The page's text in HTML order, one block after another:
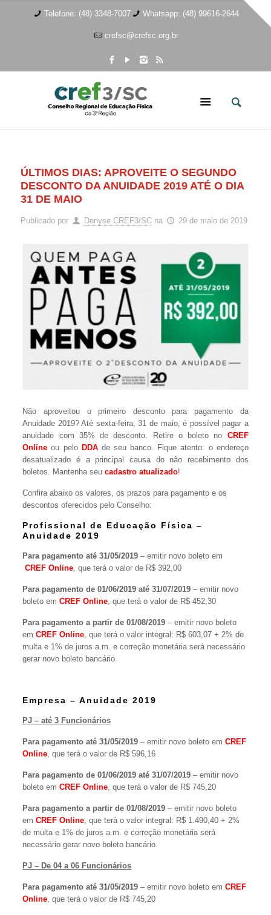
Telefone: (48) 3348-7007 Whatsapp: (48) 99616-2644
crefsc@crefsc.org.br
ÚLTIMOS DIAS: APROVEITE O SEGUNDO
DESCONTO DA ANUIDADE 2019 ATÉ O DIA
31 DE MAIO
Publicado por Denyse CREF3/SC na 29 de maio de 2019
Não aproveitou o primeiro desconto para pagamento da
Anuidade 2019? Até sexta-feira, 31 de maio, é possível pagar a
anuidade com 35% de desconto. Retire o boleto no CREF
Online ou pelo DDAde seu banco. Fique atento: o endereço
desatualizado é a principal causa do não recebimento dos
boletos. Mantenha seu cadastro atualizado!
Confira abaixo os valores, os prazos para pagamento e os
descontos oferecidos pelo Conselho:
Profissional de Educação Física –
Anuidade 2019
Para pagamento até 31/05/2019 – emitir novo boleto em
CREF Online, que terá o valor de R$ 392,00
Para pagamento de 01/06/2019 até 31/07/2019 – emitir novo
boleto emCREF Online, que terá o valor de R$ 452,30
Para pagamento a partir de 01/08/2019 – emitir novo boleto
emCREF Online, que terá o valor integral: R$ 603,07 + 2% de
multa e 1% de juros a.m. e correção monetária será necessário
gerar novo boleto bancário.
Empresa – Anuidade 2019
PJ – até 3 Funcionários
Para pagamento até 31/05/2019 – emitir novo boleto emCREF
Online, que terá o valor de R$ 596,16
Para pagamento de 01/06/2019 até 31/07/2019 – emitir novo
boleto emCREF Online, que terá o valor de R$ 745,20
Para pagamento a partir de 01/08/2019 – emitir novo boleto
emCREF Online, que terá o valor integral: R$ 1.490,40 + 2%
de multa e 1% de juros a.m. e correção monetária será
necessário gerar novo boleto bancário.
PJ – De 04 a 06 Funcionários
Para pagamento até 31/05/2019 – emitir novo boleto emCREF
Online, que terá o valor de R$ 745,20